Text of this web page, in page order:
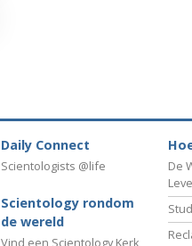
Daily Connect
Scientologists @life
Scientology rondom
de wereld
Vind een Scientology Kerk
De